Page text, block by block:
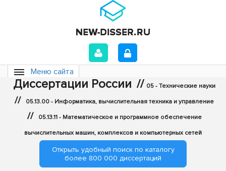
Меню сайта
Диссертации России // 05 - Технические науки
// 05.13.00 - Информатика, вычислительная техника и управление
// 05.13.11 - Математическое и программное обеспечение
вычислительных машин, комплексов и компьютерных сетей
Открыть удобный поиск по каталогу
более 800 000 диссертаций